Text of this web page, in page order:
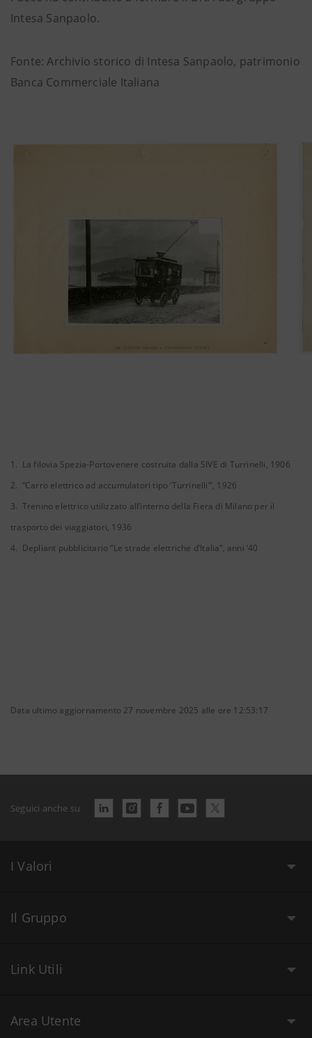
Intesa Sanpaolo.
Fonte: Archivio storico di Intesa Sanpaolo, patrimonio
Banca Commerciale Italiana
1. La filovia Spezia-Portovenere costruita dalla SIVE di Turrinelli, 1906
2. “Carro elettrico ad accumulatori tipo ‘Turrinelli’”, 1926
3. Trenino elettrico utilizzato all’interno della Fiera di Milano per il
trasporto dei viaggiatori, 1936
4. Depliant pubblicitario “Le strade elettriche d’Italia”, anni ‘40
Data ultimo aggiornamento 27 novembre 2025 alle ore 12:53:17
Seguici anche su
I Valori
Il Gruppo
Link Utili
Area Utente